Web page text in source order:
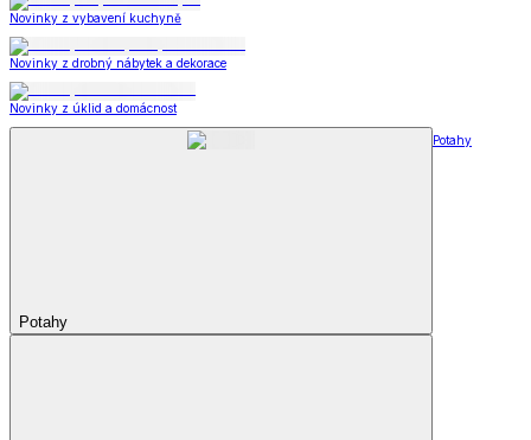
Novinky z vybavení kuchyně
Novinky z drobný nábytek a dekorace
Novinky z úklid a domácnost
Potahy
Potahy